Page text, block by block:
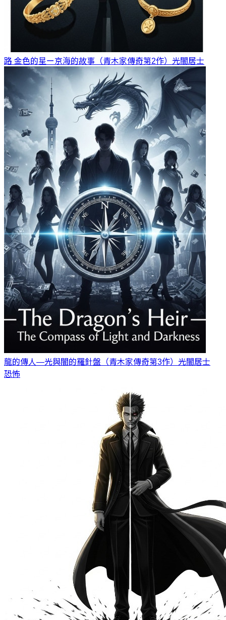
路 金色的星ー京海的故事（青木家傳奇第2作） 光闇居士
龍的傳人—光與闇的羅針盤（青木家傳奇第3作） 光闇居士
恐怖